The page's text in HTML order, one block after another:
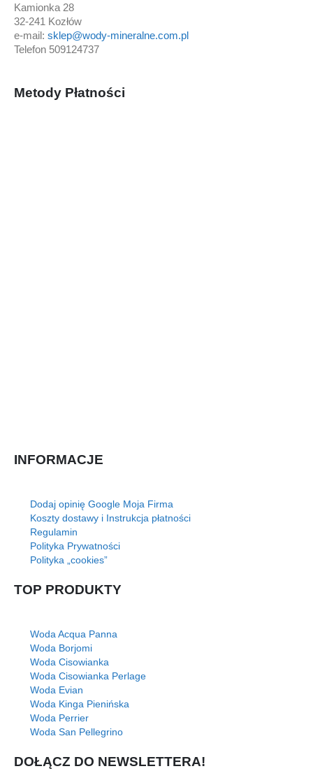
Kamionka 28
32-241 Kozłów
e-mail: sklep@wody-mineralne.com.pl
Telefon 509124737
Metody Płatności
INFORMACJE
Dodaj opinię Google Moja Firma
Koszty dostawy i Instrukcja płatności
Regulamin
Polityka Prywatności
Polityka „cookies”
TOP PRODUKTY
Woda Acqua Panna
Woda Borjomi
Woda Cisowianka
Woda Cisowianka Perlage
Woda Evian
Woda Kinga Pienińska
Woda Perrier
Woda San Pellegrino
DOŁĄCZ DO NEWSLETTERA!